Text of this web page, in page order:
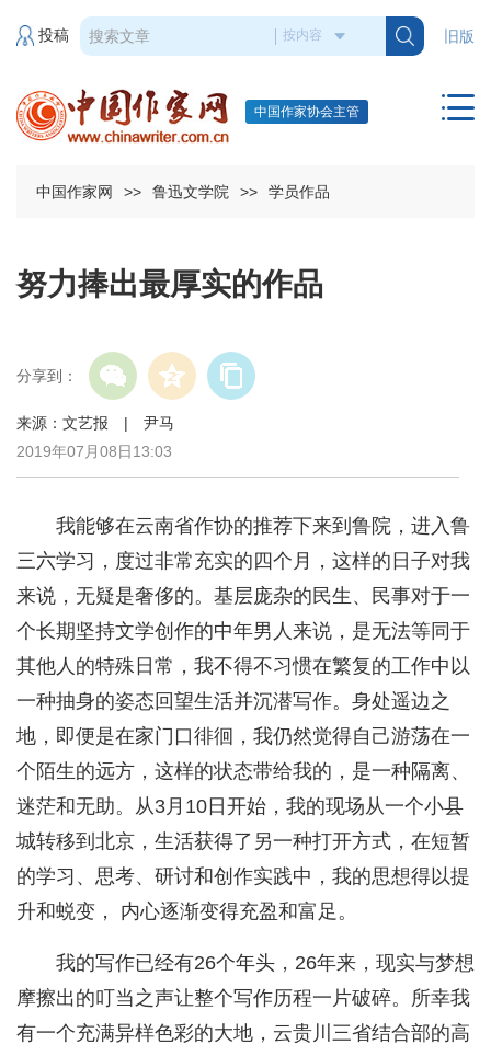
旧版
投稿
中国作家协会主管
中国作家网 >> 鲁迅文学院 >> 学员作品
努力捧出最厚实的作品
分享到：
来源：文艺报 | 尹马
2019年07月08日13:03
我能够在云南省作协的推荐下来到鲁院，进入鲁
三六学习，度过非常充实的四个月，这样的日子对我
来说，无疑是奢侈的。基层庞杂的民生、民事对于一
个长期坚持文学创作的中年男人来说，是无法等同于
其他人的特殊日常，我不得不习惯在繁复的工作中以
一种抽身的姿态回望生活并沉潜写作。身处遥边之
地，即便是在家门口徘徊，我仍然觉得自己游荡在一
个陌生的远方，这样的状态带给我的，是一种隔离、
迷茫和无助。从3月10日开始，我的现场从一个小县
城转移到北京，生活获得了另一种打开方式，在短暂
的学习、思考、研讨和创作实践中，我的思想得以提
升和蜕变， 内心逐渐变得充盈和富足。
我的写作已经有26个年头，26年来，现实与梦想
摩擦出的叮当之声让整个写作历程一片破碎。所幸我
有一个充满异样色彩的大地，云贵川三省结合部的高